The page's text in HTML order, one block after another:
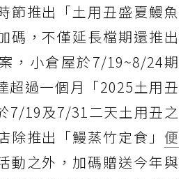
節推出「土用丑盛夏鰻魚
碼，不僅延長檔期還推出
，小倉屋於7/19~8/24期
超過一個月「2025土用丑
7/19及7/31二天土用丑之
除推出「鰻蒸竹定食」 便
動之外，加碼贈送今年與